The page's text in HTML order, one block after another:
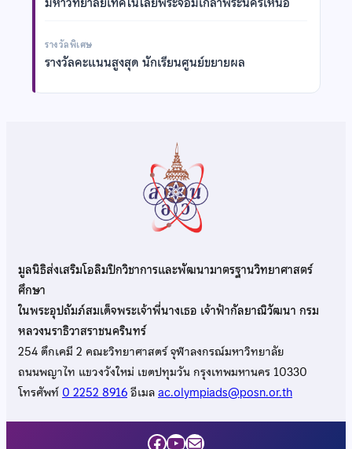
รางวัลพิเศษ
รางวัลคะแนนสูงสุด นักเรียนศูนย์ขยายผล
มูลนิธิส่งเสริมโอลิมปิกวิชาการและพัฒนามาตรฐานวิทยาศาสตร์
ศึกษา
ในพระอุปถัมภ์สมเด็จพระเจ้าพี่นางเธอ เจ้าฟ้ากัลยาณิวัฒนา กรม
หลวงนราธิวาสราชนครินทร์
254 ตึกเคมี 2 คณะวิทยาศาสตร์ จุฬาลงกรณ์มหาวิทยาลัย
ถนนพญาไท แขวงวังใหม่ เขตปทุมวัน กรุงเทพมหานคร 10330
โทรศัพท์0 2252 8916อีเมลac.olympiads@posn.or.th
Facebook
YouTube
Mail